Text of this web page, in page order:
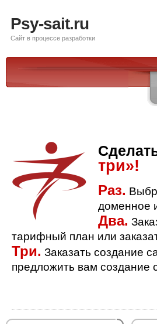
Psy-sait.ru
Сайт в процессе разработки
три»!
Раз.
доменное
Два.
тарифный план или
Три. Заказать создание
предложить вам создание